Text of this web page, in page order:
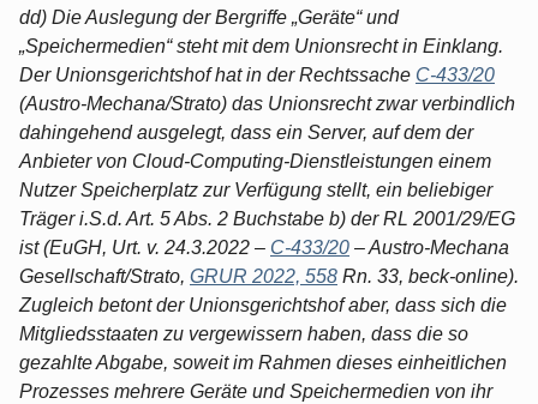
dd) Die Auslegung der Bergriffe „Geräte“ und
„Speichermedien“ steht mit dem Unionsrecht in Einklang.
Der Unionsgerichtshof hat in der Rechtssache C-433/20
(Austro-Mechana/Strato) das Unionsrecht zwar verbindlich
dahingehend ausgelegt, dass ein Server, auf dem der
Anbieter von Cloud-Computing-Dienstleistungen einem
Nutzer Speicherplatz zur Verfügung stellt, ein beliebiger
Träger i.S.d. Art. 5 Abs. 2 Buchstabe b) der RL 2001/29/EG
ist (EuGH, Urt. v. 24.3.2022 – C-433/20 – Austro-Mechana
Gesellschaft/Strato, GRUR 2022, 558 Rn. 33, beck-online).
Zugleich betont der Unionsgerichtshof aber, dass sich die
Mitgliedsstaaten zu vergewissern haben, dass die so
gezahlte Abgabe, soweit im Rahmen dieses einheitlichen
Prozesses mehrere Geräte und Speichermedien von ihr